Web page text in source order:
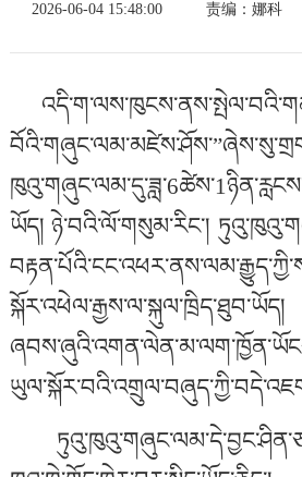
2026-06-04 15:48:00 责编：娜科
ཁུའུ་གཞུང་ལམ་དུ་ཟླ་6ཚེས་1
ཡོད། ཉེ་བའི་ལོ་གསུམ་རིང་།
སྐོར་འཕེལ་རྒྱས་ལ་སྐུལ་ཁྲིད་ཐུབ་ཡོད།